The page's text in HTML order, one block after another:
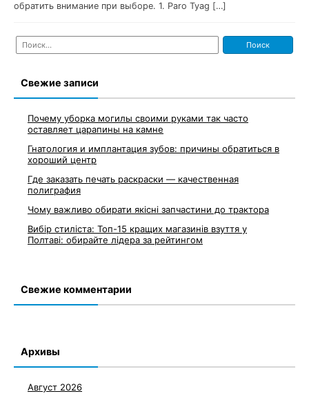
обратить внимание при выборе. 1. Paro Tyag […]
Найти:
Свежие записи
Почему уборка могилы своими руками так часто
оставляет царапины на камне
Гнатология и имплантация зубов: причины обратиться в
хороший центр
Где заказать печать раскраски — качественная
полиграфия
Чому важливо обирати якісні запчастини до трактора
Вибір стиліста: Топ-15 кращих магазинів взуття у
Полтаві: обирайте лідера за рейтингом
Свежие комментарии
Архивы
Август 2026